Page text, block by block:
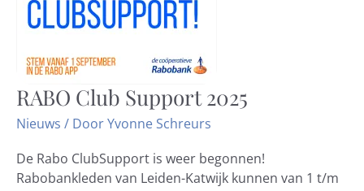
RABO Club Support 2025
Nieuws / DoorYvonne Schreurs
De Rabo ClubSupport is weer begonnen!
Rabobankleden van Leiden-Katwijk kunnen van 1 t/m
RABO
Support
2025